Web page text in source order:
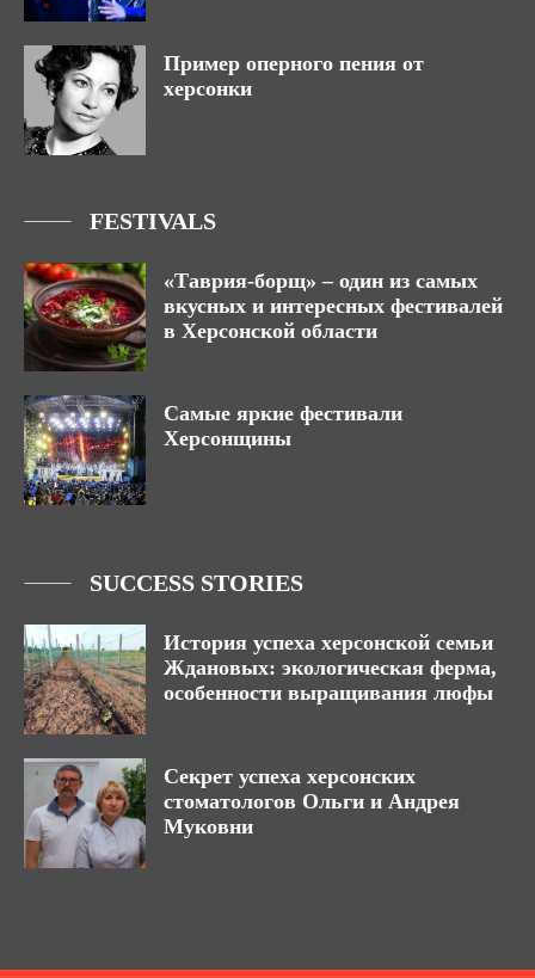
Пример оперного пения от
херсонки
FESTIVALS
«Таврия-борщ» – один из самых
вкусных и интересных фестивалей
в Херсонской области
Самые яркие фестивали
Херсонщины
SUCCESS STORIES
История успеха херсонской семьи
Ждановых: экологическая ферма,
особенности выращивания люфы
Секрет успеха херсонских
стоматологов Ольги и Андрея
Муковни